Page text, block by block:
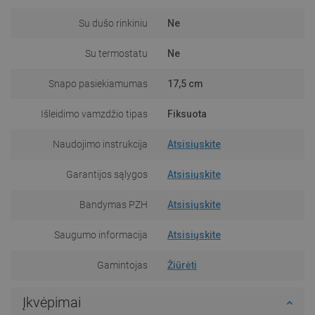
Su dušo rinkiniu Ne
Su termostatu Ne
Snapo pasiekiamumas 17,5 cm
Išleidimo vamzdžio tipas Fiksuota
Naudojimo instrukcija Atsisiųskite
Garantijos sąlygos Atsisiųskite
Bandymas PZH Atsisiųskite
Saugumo informacija Atsisiųskite
Gamintojas Žiūrėti
Įkvėpimai